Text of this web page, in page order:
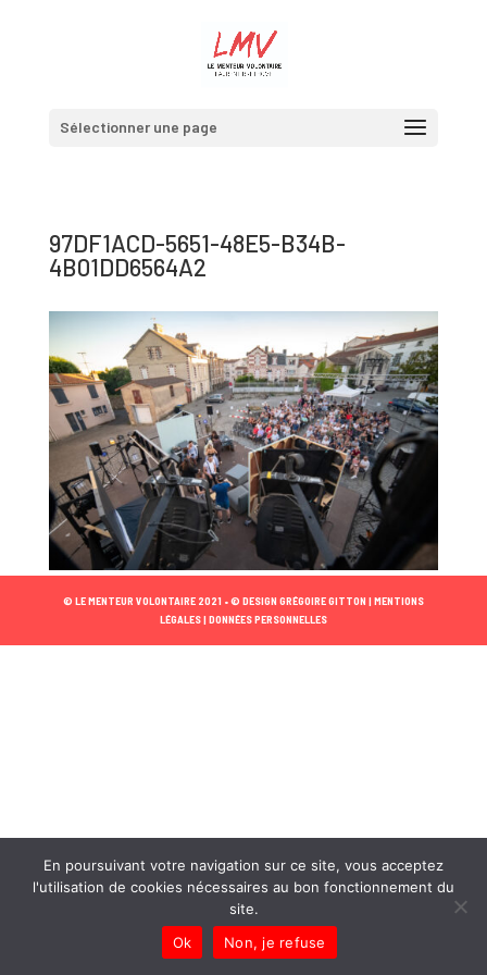
Sélectionner une page
97DF1ACD-5651-48E5-B34B-
4B01DD6564A2
© LE MENTEUR VOLONTAIRE 2021 •© DESIGN GRÉGOIRE GITTON | MENTIONS
LÉGALES | DONNÉES PERSONNELLES
En poursuivant votre navigation sur ce site, vous acceptez
l'utilisation de cookies nécessaires au bon fonctionnement du
site.
Ok
Non, je refuse